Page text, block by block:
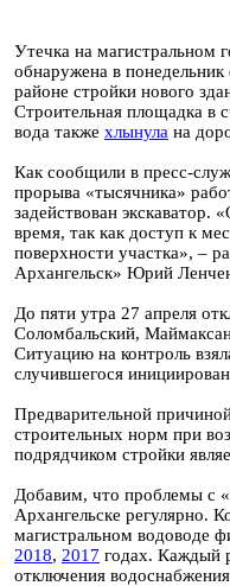
Утечка на магистральном
обнаружена в
районе стройки нового
Строительная площадка в
вода также хлынула на
Как сообщили в пресс-
прорыва «тысячника»
задействован экскаватор.
время, так как доступ к
поверхности участка», –
Архангельск» Юрий
До пяти утра 27 апреля
Соломбальский,
Ситуацию на контроль
случившегося
Предварительной
строительных норм при
подрядчиком стройки
Добавим, что проблемы с
Архангельске регулярно.
магистральном водоводе
2018, 2017 годах. Каждый
отключения